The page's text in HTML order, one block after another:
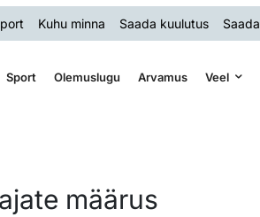
Kuhu minna Saada kuulutus
Sport Olemuslugu Arvamus Veel
määrus